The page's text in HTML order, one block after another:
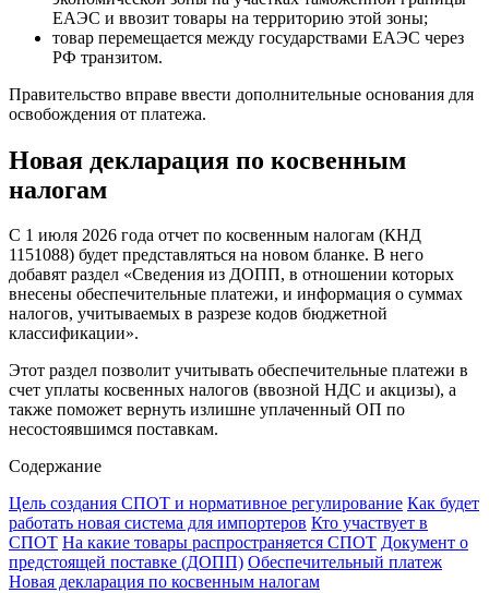
ЕАЭС и ввозит товары на территорию этой зоны;
товар перемещается между государствами ЕАЭС через
РФ транзитом.
Правительство вправе ввести дополнительные основания для
освобождения от платежа.
Новая декларация по косвенным
налогам
С 1 июля 2026 года отчет по косвенным налогам (КНД
1151088) будет представляться на новом бланке. В него
добавят раздел «Сведения из ДОПП, в отношении которых
внесены обеспечительные платежи, и информация о суммах
налогов, учитываемых в разрезе кодов бюджетной
классификации».
Этот раздел позволит учитывать обеспечительные платежи в
счет уплаты косвенных налогов (ввозной НДС и акцизы), а
также поможет вернуть излишне уплаченный ОП по
несостоявшимся поставкам.
Содержание
Цель создания СПОТ и нормативное регулирование Как будет
работать новая система для импортеров Кто участвует в
СПОТ На какие товары распространяется СПОТ Документ о
предстоящей поставке (ДОПП) Обеспечительный платеж
Новая декларация по косвенным налогам